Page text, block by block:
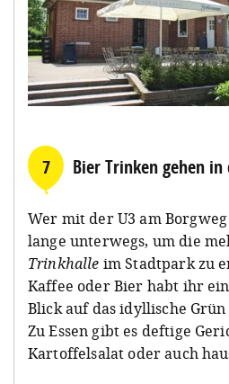
7 Bier Trinken gehen
Wer mit der U3 am
lange unterwegs, um die
Trinkhalle im Stadtpark zu
Kaffee oder Bier habt ihr
Blick auf das idyllische
Zu Essen gibt es deftige
Kartoffelsalat oder auch